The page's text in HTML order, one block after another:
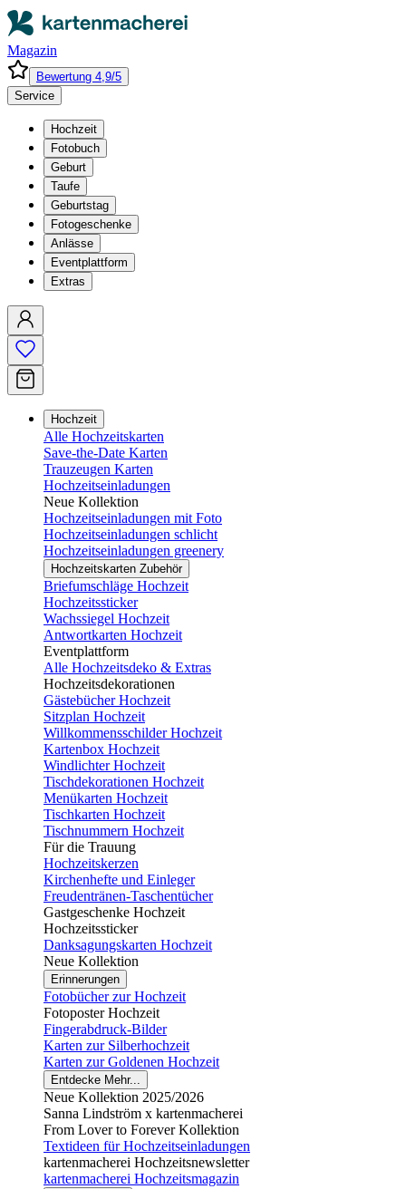
Magazin
Bewertung 4,9/5
Service
Hochzeit
Fotobuch
Geburt
Taufe
Geburtstag
Fotogeschenke
Anlässe
Eventplattform
Extras
Hochzeit
Alle Hochzeitskarten
Save-the-Date Karten
Trauzeugen Karten
Hochzeitseinladungen
Neue Kollektion
Hochzeitseinladungen mit Foto
Hochzeitseinladungen schlicht
Hochzeitseinladungen greenery
Hochzeitskarten Zubehör
Briefumschläge Hochzeit
Hochzeitssticker
Wachssiegel Hochzeit
Antwortkarten Hochzeit
Eventplattform
Alle Hochzeitsdeko & Extras
Hochzeitsdekorationen
Gästebücher Hochzeit
Sitzplan Hochzeit
Willkommensschilder Hochzeit
Kartenbox Hochzeit
Windlichter Hochzeit
Tischdekorationen Hochzeit
Menükarten Hochzeit
Tischkarten Hochzeit
Tischnummern Hochzeit
Für die Trauung
Hochzeitskerzen
Kirchenhefte und Einleger
Freudentränen-Taschentücher
Gastgeschenke Hochzeit
Hochzeitssticker
Danksagungskarten Hochzeit
Neue Kollektion
Erinnerungen
Fotobücher zur Hochzeit
Fotoposter Hochzeit
Fingerabdruck-Bilder
Karten zur Silberhochzeit
Karten zur Goldenen Hochzeit
Entdecke Mehr...
Neue Kollektion 2025/2026
Sanna Lindström x kartenmacherei
From Lover to Forever Kollektion
Textideen für Hochzeitseinladungen
kartenmacherei Hochzeitsnewsletter
kartenmacherei Hochzeitsmagazin